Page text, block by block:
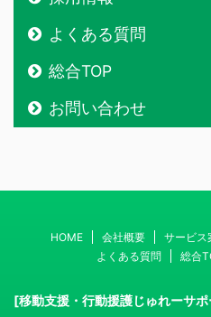
よくある質問
総合TOP
お問い合わせ
HOME 会社概要 サービス
よくある質問
総合
[移動支援・行動援護じゅれーサ